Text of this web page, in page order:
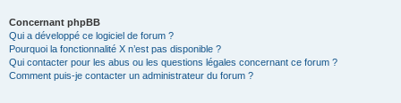
Concernant phpBB
Qui a développé ce logiciel de forum ?
Pourquoi la fonctionnalité X n’est pas disponible ?
Qui contacter pour les abus ou les questions légales concernant ce forum ?
Comment puis-je contacter un administrateur du forum ?